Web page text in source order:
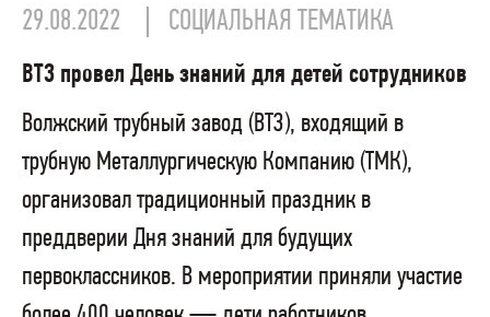
29.08.2022 СОЦИАЛЬНАЯ ТЕМАТИКА
ВТЗ провел День знаний для детей сотрудников
Волжский трубный завод (ВТЗ), входящий в
трубную Металлургическую Компанию (ТМК),
организовал традиционный праздник в
преддверии Дня знаний для будущих
первоклассников. В мероприятии приняли участие